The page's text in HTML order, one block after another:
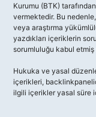
Kurumu (BTK)
vermektedir. Bu
veya araştırma
yazdıkları içeriklerin
sorumluluğu kabul etmiş
Hukuka ve yasal
içerikleri,
ilgili içerikler yasal süre